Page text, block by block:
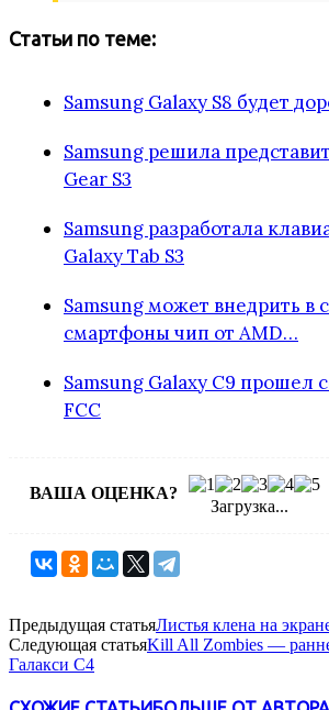
Статьи по теме:
Samsung Galaxy S8 будет
Samsung решила
Gear S3
Samsung разработала
Galaxy Tab S3
Samsung может внедрить в
смартфоны чип от AMD…
Samsung Galaxy C9 прошел
FCC
ВАША ОЦЕНКА?
Загрузка...
Предыдущая статьяЛистья клена на
Следующая статьяKill All Zombies —
Галакси С4